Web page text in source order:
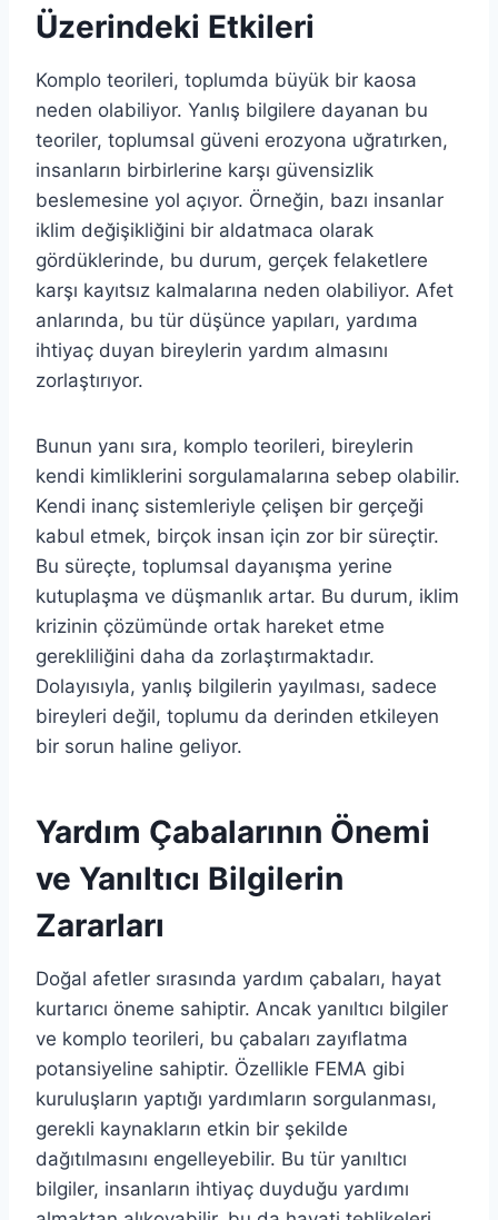
Üzerindeki Etkileri
Komplo teorileri, toplumda büyük bir kaosa
neden olabiliyor. Yanlış bilgilere dayanan bu
teoriler, toplumsal güveni erozyona uğratırken,
insanların birbirlerine karşı güvensizlik
beslemesine yol açıyor. Örneğin, bazı insanlar
iklim değişikliğini bir aldatmaca olarak
gördüklerinde, bu durum, gerçek felaketlere
karşı kayıtsız kalmalarına neden olabiliyor. Afet
anlarında, bu tür düşünce yapıları, yardıma
ihtiyaç duyan bireylerin yardım almasını
zorlaştırıyor.
Bunun yanı sıra, komplo teorileri, bireylerin
kendi kimliklerini sorgulamalarına sebep olabilir.
Kendi inanç sistemleriyle çelişen bir gerçeği
kabul etmek, birçok insan için zor bir süreçtir.
Bu süreçte, toplumsal dayanışma yerine
kutuplaşma ve düşmanlık artar. Bu durum, iklim
krizinin çözümünde ortak hareket etme
gerekliliğini daha da zorlaştırmaktadır.
Dolayısıyla, yanlış bilgilerin yayılması, sadece
bireyleri değil, toplumu da derinden etkileyen
bir sorun haline geliyor.
Yardım Çabalarının Önemi
ve Yanıltıcı Bilgilerin
Zararları
Doğal afetler sırasında yardım çabaları, hayat
kurtarıcı öneme sahiptir. Ancak yanıltıcı bilgiler
ve komplo teorileri, bu çabaları zayıflatma
potansiyeline sahiptir. Özellikle FEMA gibi
kuruluşların yaptığı yardımların sorgulanması,
gerekli kaynakların etkin bir şekilde
dağıtılmasını engelleyebilir. Bu tür yanıltıcı
bilgiler, insanların ihtiyaç duyduğu yardımı